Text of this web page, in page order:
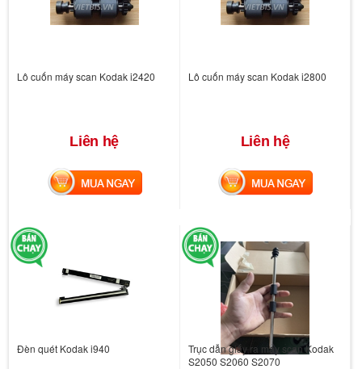
Lô cuốn máy scan Kodak i2420
Liên hệ
MUA NGAY
Lô cuốn máy scan Kodak i2800
Liên hệ
MUA NGAY
Đèn quét Kodak i940
Trục dẫn giấy ra máy scan Kodak
S2050 S2060 S2070